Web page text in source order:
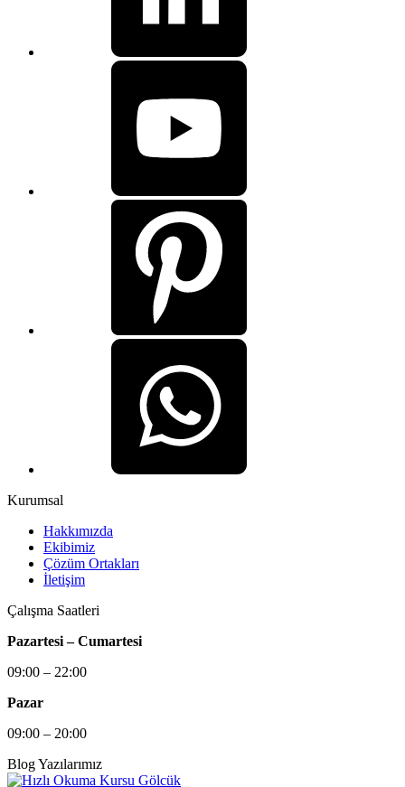
Kurumsal
Hakkımızda
Ekibimiz
Çözüm Ortakları
İletişim
Çalışma Saatleri
Pazartesi – Cumartesi
09:00 – 22:00
Pazar
09:00 – 20:00
Blog Yazılarımız